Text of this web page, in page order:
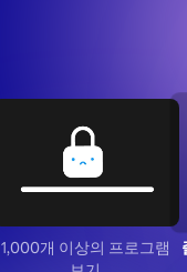
1,000개 이상의 프로그램